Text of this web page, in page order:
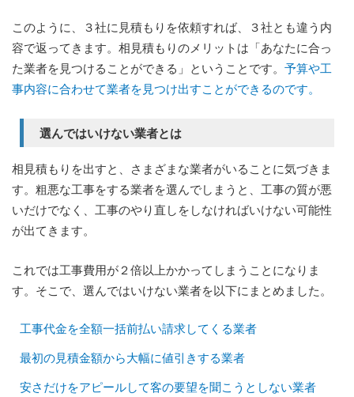
このように、３社に見積もりを依頼すれば、３社とも違う内
容で返ってきます。相見積もりのメリットは「あなたに合っ
た業者を見つけることができる」ということです。 予算や工
事内容に合わせて業者を見つけ出すことができるのです。
選んではいけない業者とは
相見積もりを出すと、さまざまな業者がいることに気づきま
す。粗悪な工事をする業者を選んでしまうと、工事の質が悪
いだけでなく、工事のやり直しをしなければいけない可能性
が出てきます。
これでは工事費用が２倍以上かかってしまうことになりま
す。そこで、選んではいけない業者を以下にまとめました。
工事代金を全額一括前払い請求してくる業者
最初の見積金額から大幅に値引きする業者
安さだけをアピールして客の要望を聞こうとしない業者